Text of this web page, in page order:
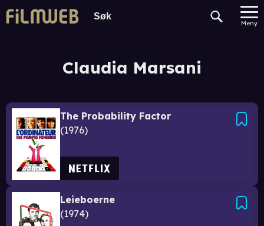
Meny
Claudia Marsani
The Probability Factor
1976
Leieboerne
1974